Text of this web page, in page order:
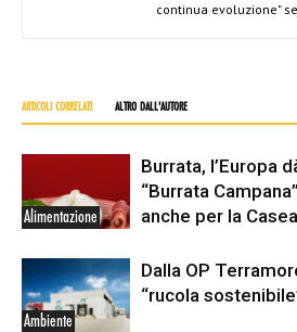
continua evoluzione"
ARTICOLI CORRELATI ALTRO DALL'AUTORE
Alimentazione
Burrata, l’Europa
“Burrata
anche per la
Ambiente
Dalla OP
“rucola